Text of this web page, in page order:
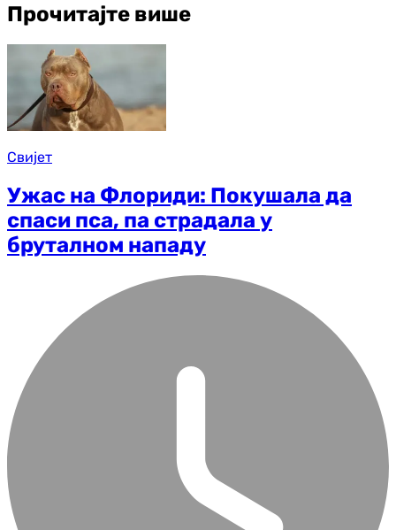
Прочитајте више
Свијет
Ужас на Флориди: Покушала да
спаси пса, па страдала у
бруталном нападу